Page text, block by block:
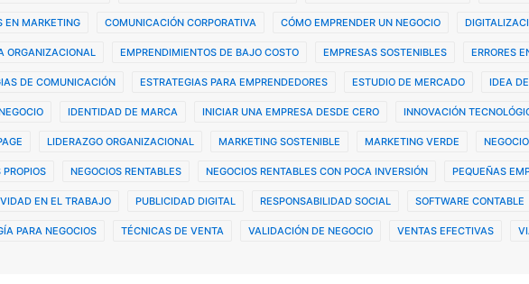
EN MARKETING COMUNICACIÓN CORPORATIVA CÓMO EMPRENDER UN NEGOCIO
ORGANIZACIONAL EMPRENDIMIENTOS DE BAJO COSTO EMPRESAS SOSTENIBLES ERRORES
DE COMUNICACIÓN ESTRATEGIAS PARA EMPRENDEDORES ESTUDIO DE MERCADO IDEA
IDENTIDAD DE MARCA INICIAR UNA EMPRESA DESDE CERO INNOVACIÓN
LIDERAZGO ORGANIZACIONAL MARKETING SOSTENIBLE MARKETING VERDE
PROPIOS NEGOCIOS RENTABLES NEGOCIOS RENTABLES CON POCA INVERSIÓN PEQUEÑAS
EN EL TRABAJO PUBLICIDAD DIGITAL RESPONSABILIDAD SOCIAL SOFTWARE CONTABLE
PARA NEGOCIOS TÉCNICAS DE VENTA VALIDACIÓN DE NEGOCIO VENTAS EFECTIVAS